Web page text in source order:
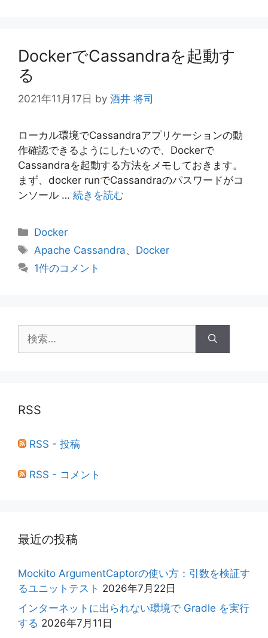
DockerでCassandraを起動す
る
2021年11月17日 by 酒井 将司
ローカル環境でCassandraアプリケーションの動
作確認できるようにしたいので、Dockerで
Cassandraを起動する方法をメモしておきます。
まず、docker runでCassandraのパスワードがコ
ンソール … 続きを読む
カ
テ
ゴ
リ
Docker
タ
グ
Apache Cassandra、 Docker
1件のコメント
索:
RSS
RSS - 投稿
RSS - コメント
最近の投稿
Mockito ArgumentCaptorの使い方：引数を検証す
るユニットテスト 2026年7月22日
インターネットに出られない環境で Gradle を実行
する 2026年7月11日